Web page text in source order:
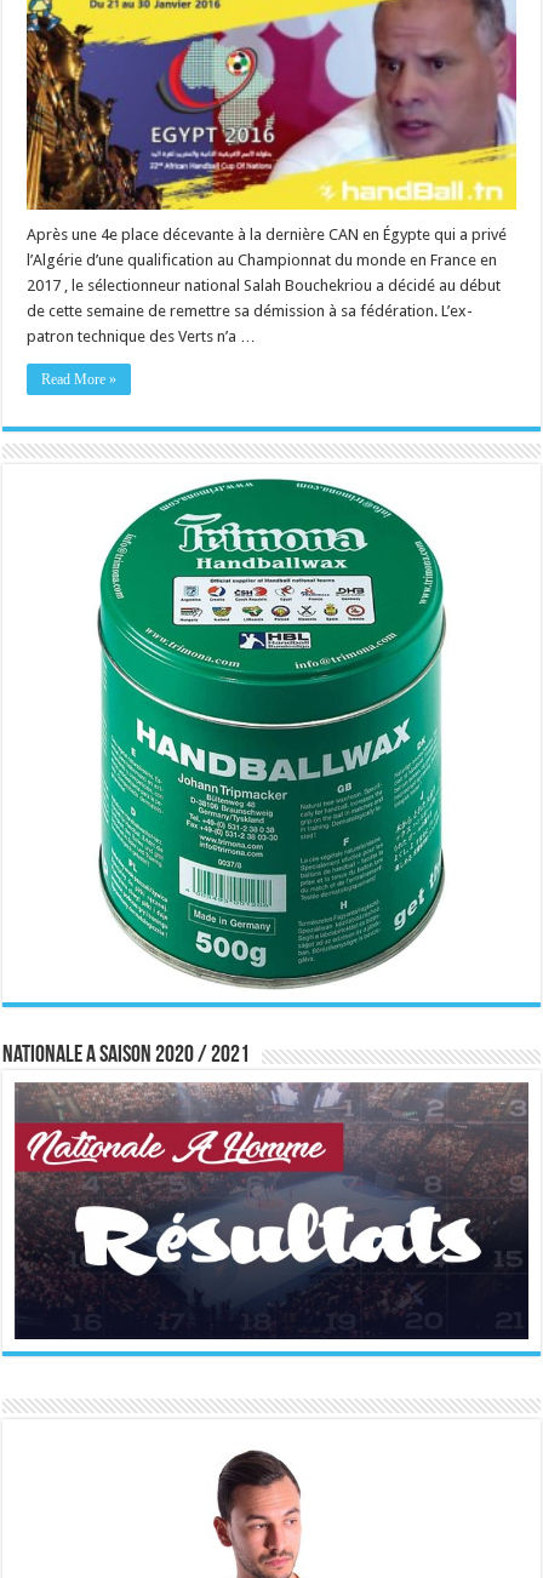
Après une 4e place décevante à la dernière CAN en Égypte qui a privé
l’Algérie d’une qualification au Championnat du monde en France en
2017 , le sélectionneur national Salah Bouchekriou a décidé au début
de cette semaine de remettre sa démission à sa fédération. L’ex-
patron technique des Verts n’a …
Read More »
Nationale A saison 2020 / 2021